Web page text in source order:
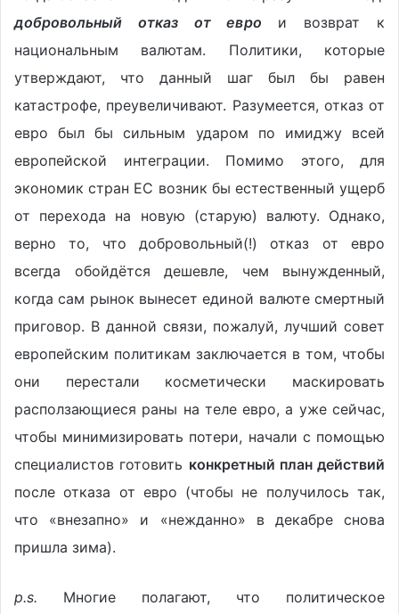
добровольный отказ от евро и возврат к
национальным валютам. Политики, которые
утверждают, что данный шаг был бы равен
катастрофе, преувеличивают. Разумеется, отказ от
евро был бы сильным ударом по имиджу всей
европейской интеграции. Помимо этого, для
экономик стран ЕС возник бы естественный ущерб
от перехода на новую (старую) валюту. Однако,
верно то, что добровольный(!) отказ от евро
всегда обойдётся дешевле, чем вынужденный,
когда сам рынок вынесет единой валюте смертный
приговор. В данной связи, пожалуй, лучший совет
европейским политикам заключается в том, чтобы
они перестали косметически маскировать
расползающиеся раны на теле евро, а уже сейчас,
чтобы минимизировать потери, начали с помощью
специалистов готовить конкретный план действий
после отказа от евро (чтобы не получилось так,
что «внезапно» и «нежданно» в декабре снова
пришла зима).
p.s. Многие полагают, что политическое